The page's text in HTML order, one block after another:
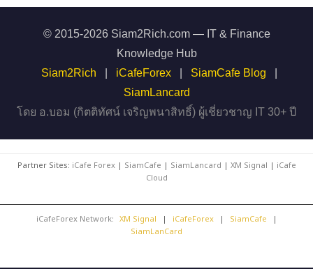
© 2015-2026 Siam2Rich.com — IT & Finance
Knowledge Hub
Siam2Rich
iCafeForex SiamCafe Blog
SiamLancard
โดย อ.บอม (กิตติทัศน์ เจริญพนาสิทธิ์) ผู้เชี่ยวชาญ IT 30+ ปี
Partner Sites: iCafe Forex| SiamCafe | SiamLancard | XM Signal | iCafe
Cloud
iCafeForex Network: XM Signal | iCafeForex | SiamCafe
|
SiamLanCard